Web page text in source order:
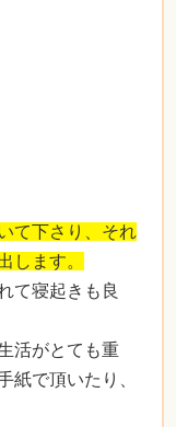
て下さり、それ
します。
て寝起きも良
活がとても重
紙で頂いたり、